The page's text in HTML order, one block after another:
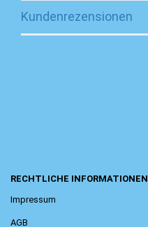
Kundenrezensionen
RECHTLICHE INFORMATIONEN
Impressum
AGB